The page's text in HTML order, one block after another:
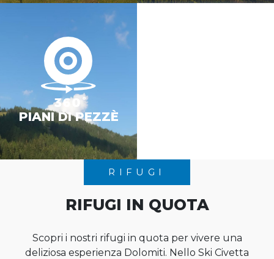
PIANI DI PEZZÈ
RIFUGI
RIFUGI IN QUOTA
Scopri i nostri rifugi in quota per vivere una
deliziosa esperienza Dolomiti. Nello Ski Civetta